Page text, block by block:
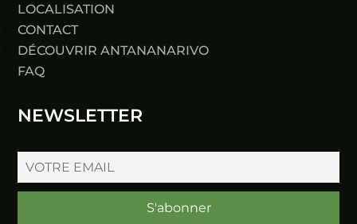
LOCALISATION
CONTACT
DÉCOUVRIR ANTANANARIVO
FAQ
NEWSLETTER